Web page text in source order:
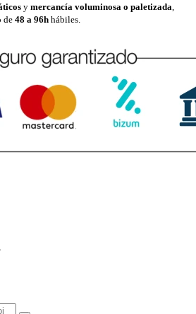
y mercancía voluminosa o paletizada
de 48 a 96h hábiles.